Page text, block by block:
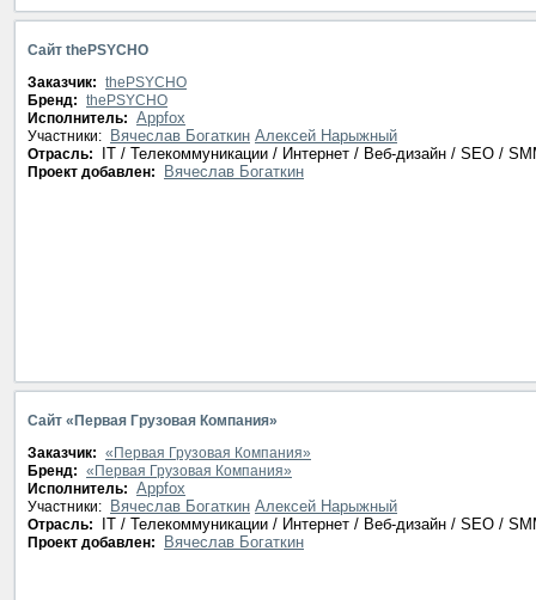
Сайт thePSYCHO
Заказчик: thePSYCHO
Бренд: thePSYCHO
Исполнитель: Appfox
Участники: Вячеслав Богаткин Алексей Нарыжный
Отрасль: IT / Телекоммуникации / Интернет / Веб-дизайн / SEO /
Проект добавлен: Вячеслав Богаткин
Сайт «Первая Грузовая Компания»
Заказчик: «Первая Грузовая Компания»
Бренд: «Первая Грузовая Компания»
Исполнитель: Appfox
Участники: Вячеслав Богаткин Алексей Нарыжный
Отрасль: IT / Телекоммуникации / Интернет / Веб-дизайн / SEO /
Проект добавлен: Вячеслав Богаткин